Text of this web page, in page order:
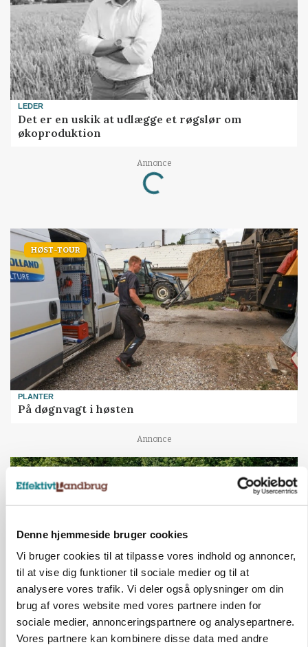
Denne hjemmeside bruger cookies
Vi bruger cookies til at tilpasse vores indhold og annoncer,
til at vise dig funktioner til sociale medier og til at
analysere vores trafik. Vi deler også oplysninger om din
brug af vores website med vores partnere inden for
sociale medier, annonceringspartnere og analysepartnere.
Vores partnere kan kombinere disse data med andre
LEDER
Det er en uskik at udlægge et røgslør om
økoproduktion
Annonce
Loading...
HØST-TOUR
PLANTER
På døgnvagt i høsten
Annonce
MASKINER
Forserie til selvkørende skårlægger afprøves i år